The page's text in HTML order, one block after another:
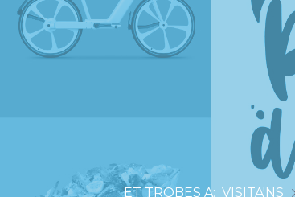
VISITA'NS